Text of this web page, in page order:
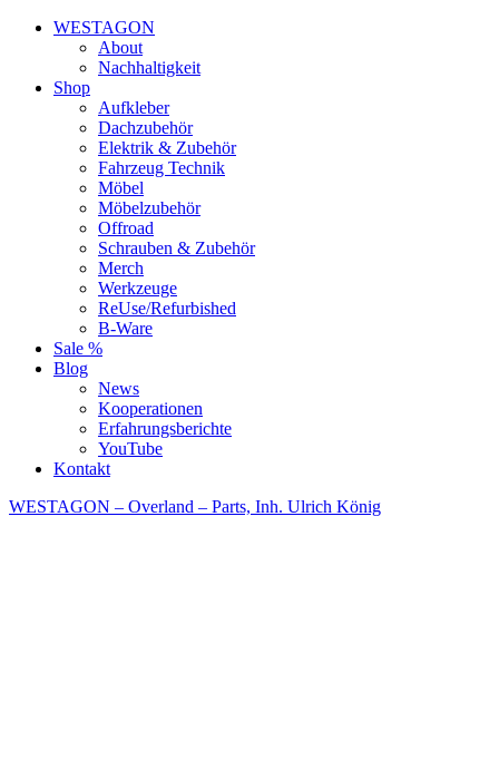
WESTAGON
About
Nachhaltigkeit
Shop
Aufkleber
Dachzubehör
Elektrik & Zubehör
Fahrzeug Technik
Möbel
Möbelzubehör
Offroad
Schrauben & Zubehör
Merch
Werkzeuge
ReUse/Refurbished
B-Ware
Sale %
Blog
News
Kooperationen
Erfahrungsberichte
YouTube
Kontakt
WESTAGON – Overland – Parts, Inh. Ulrich König